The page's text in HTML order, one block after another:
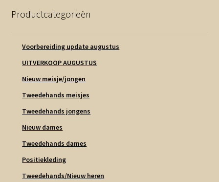
Productcategorieën
Voorbereiding update augustus
UITVERKOOP AUGUSTUS
Nieuw meisje/jongen
Tweedehands meisjes
Tweedehands jongens
Nieuw dames
Tweedehands dames
Positiekleding
Tweedehands/Nieuw heren